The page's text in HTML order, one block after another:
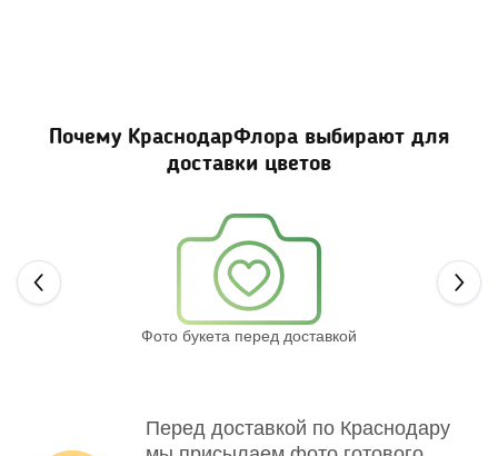
Почему КраснодарФлора выбирают для
доставки цветов
Фото букета перед доставкой
Перед доставкой по Краснодару